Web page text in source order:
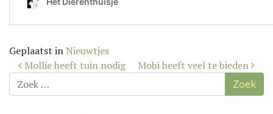
Geplaatst in Nieuwtjes
Bericht
navigatie
Mollie heeft tuin nodig
Mobi heeft veel te bieden
Zoek
naar: